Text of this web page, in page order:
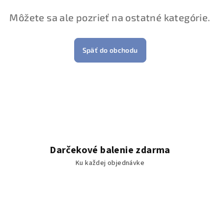
Môžete sa ale pozrieť na ostatné kategórie.
Späť do obchodu
Darčekové balenie zdarma
Ku každej objednávke